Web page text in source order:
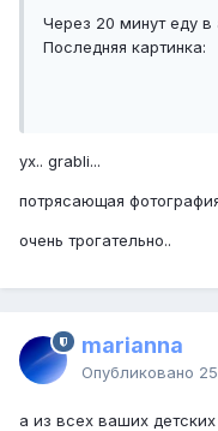
Через 20 минут еду
Последняя картинка:
ух.. grabli...
потрясающая
очень трогательно..
marianna
Опубликовано
а из всех ваших